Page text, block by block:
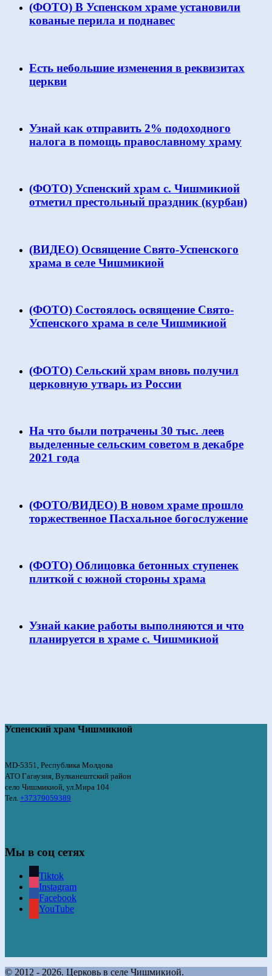
(ФОТО) В Успенском храме установили
кованые перила и поднавес
Есть небольшие изменения в реквизитах
церкви
Узнай как отправить 2% подоходного
налога в помощь православному храму
(ФОТО) Успенский храм с. Чишмикиой
отметил престольный праздник (курбан)
(ВИДЕО) Освящение Свято-Успенского
храма в селе Чишмикиой
(ФОТО) Состоялось освящение Свято-
Успенского храма в селе Чишмикиой
(ФОТО) Сельский храм вновь получил
церковную утварь из России
На что были потрачены 30 тыс. леев
выделенные сельским советом в декабре
2021 года
(ФОТО/ВИДЕО) В новом храме прошло
торжественное Пасхальное богослужение
(ФОТО) Облицовка бетонных ступенек
плиткой с южной стороны храма
Узнай какие работы выполняются и что
планируется в храме с. Чишмикиой
Успенский храм Чишмикиой
MD-5351, Республика Молдова
АТО Гагаузия, Вулканештский район
село Чишмикиой, ул.Мира 104
Тел. +37379059389
Мы в соц сетях
Tiktok
Instagram
Facebook
YouTube
© 2012 - 2026. Церковь в селе Чишмикиой.